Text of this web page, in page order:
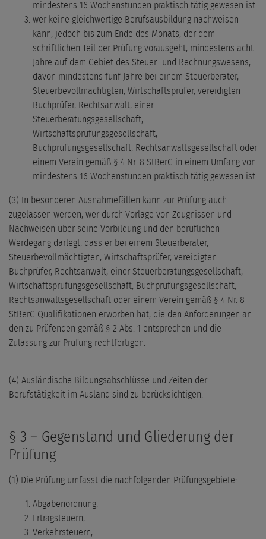
mindestens 16 Wochenstunden praktisch tätig gewesen ist.
wer keine gleichwertige Berufsausbildung nachweisen
kann, jedoch bis zum Ende des Monats, der dem
schriftlichen Teil der Prüfung vorausgeht, mindestens acht
Jahre auf dem Gebiet des Steuer- und Rechnungswesens,
davon mindestens fünf Jahre bei einem Steuerberater,
Steuerbevollmächtigten, Wirtschaftsprüfer, vereidigten
Buchprüfer, Rechtsanwalt, einer
Steuerberatungsgesellschaft,
Wirtschaftsprüfungsgesellschaft,
Buchprüfungsgesellschaft, Rechtsanwaltsgesellschaft oder
einem Verein gemäß § 4 Nr. 8 StBerG in einem Umfang von
mindestens 16 Wochenstunden praktisch tätig gewesen ist.
(3) In besonderen Ausnahmefällen kann zur Prüfung auch
zugelassen werden, wer durch Vorlage von Zeugnissen und
Nachweisen über seine Vorbildung und den beruflichen
Werdegang darlegt, dass er bei einem Steuerberater,
Steuerbevollmächtigten, Wirtschaftsprüfer, vereidigten
Buchprüfer, Rechtsanwalt, einer Steuerberatungsgesellschaft,
Wirtschaftsprüfungsgesellschaft, Buchprüfungsgesellschaft,
Rechtsanwaltsgesellschaft oder einem Verein gemäß § 4 Nr. 8
StBerG Qualifikationen erworben hat, die den Anforderungen an
den zu Prüfenden gemäß § 2 Abs. 1 entsprechen und die
Zulassung zur Prüfung rechtfertigen.
(4) Ausländische Bildungsabschlüsse und Zeiten der
Berufstätigkeit im Ausland sind zu berücksichtigen.
§ 3 – Gegenstand und Gliederung der
Prüfung
(1) Die Prüfung umfasst die nachfolgenden Prüfungsgebiete:
Abgabenordnung,
Ertragsteuern,
Verkehrsteuern,